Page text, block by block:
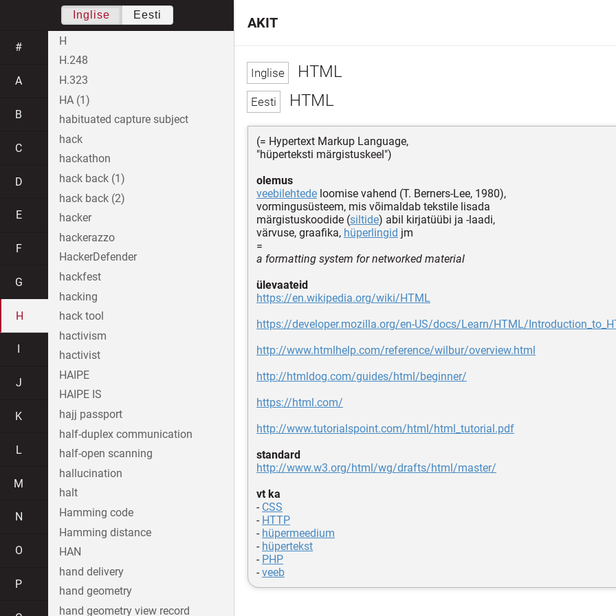
HTML
HTML
(= Hypertext Markup Language,
"hüperteksti märgistuskeel")
olemus
veebilehtede loomise vahend (T. Berners-Lee, 1980),
vormingusüsteem, mis võimaldab tekstile lisada
märgistuskoodide (siltide) abil kirjatüübi ja -laadi,
värvuse, graafika, hüperlingid jm
=
a formatting system for networked material
ülevaateid
https://en.wikipedia.org/wiki/HTML
https://developer.mozilla.org/en-US/docs/Learn/HTML/
http://www.htmlhelp.com/reference/wilbur/overview.html
http://htmldog.com/guides/html/beginner/
https://html.com/
http://www.tutorialspoint.com/html/html_tutorial.pdf
standard
http://www.w3.org/html/wg/drafts/html/master/
vt ka
- CSS
- HTTP
- hüpermeedium
- hüpertekst
- PHP
-veeb
AKIT
Inglise Eesti
#
A
B
C
D
E
F
G
H
J
K
L
M
N
O
P
H
H.248
H.323
HA (1)
habituated capture subject
hack
hackathon
hack back (1)
hack back (2)
hacker
hackerazzo
HackerDefender
hackfest
hacking
hack tool
hactivism
hactivist
HAIPE
HAIPE IS
hajj passport
half-duplex communication
half-open scanning
hallucination
halt
Hamming code
Hamming distance
HAN
hand delivery
hand geometry
hand geometry view record